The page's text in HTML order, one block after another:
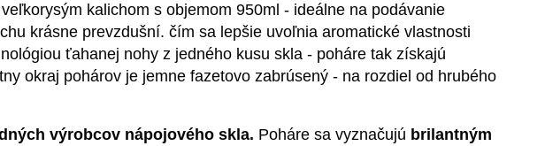
kalichom s objemom 950ml - ideálne na podávanie
krásne prevzdušní. čím sa lepšie uvoľnia aromatické vlastnosti
ťahanej nohy z jedného kusu skla - poháre tak získajú
okraj pohárov je jemne fazetovo zabrúsený - na rozdiel od hrubého
výrobcov nápojového skla. Poháre sa vyznačujú brilantným